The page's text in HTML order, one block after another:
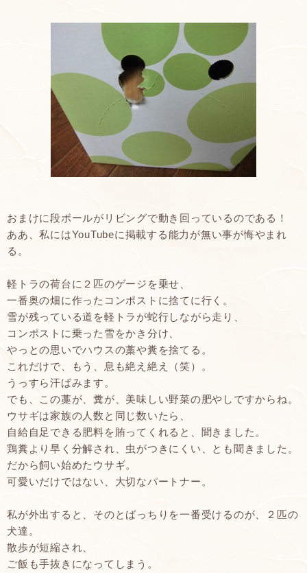
おまけに段ボールがリビングで動き回っているのである！
ああ、私にはYouTubeに掲載する能力が無い事が悔やまれ
る。
軽トラの荷台に２匹のゲージを乗せ、
一番奥の畑に作ったコンポストに捨てに行く。
雪が残っている道を軽トラが蛇行しながら走り、
コンポストに乗った雪をかき分け、
やっとの思いでハウスの藁や糞を捨てる。
これだけで、もう、息も絶え絶え（笑）。
うっすら汗ばみます。
でも、この藁が、糞が、美味しい野菜の肥やしですからね。
ウサギは家族の人数と同じ数いたら、
自給自足できる肥料を賄ってくれると、聞きました。
鶏糞より早く分解され、虫がつきにくい、とも聞きました。
だから飼い始めたウサギ。
可愛いだけではない、大切なパートナー。
私が外出すると、そのとばっちりを一番受けるのが、２匹の
犬達。
散歩が短縮され、
ご飯も手抜きになってしまう。